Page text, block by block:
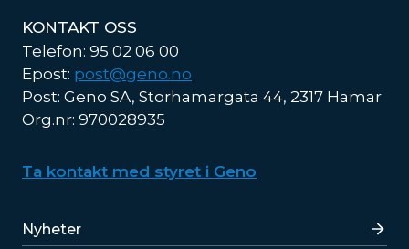
KONTAKT OSS
Telefon: 95 02 06 00
Epost: post@geno.no
Post: Geno SA, Storhamargata 44, 2317 Hamar
Org.nr: 970028935
Ta kontakt med styret i Geno
Lenker
Nyheter